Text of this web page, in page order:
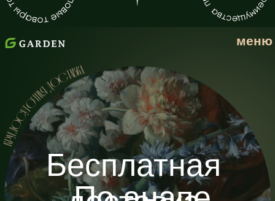
Популярные
букеты от
Garden